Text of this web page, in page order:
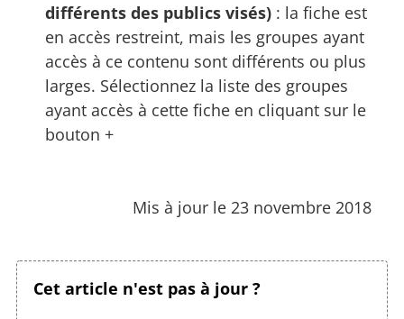
différents des publics visés) : la fiche est
en accès restreint, mais les groupes ayant
accès à ce contenu sont différents ou plus
larges. Sélectionnez la liste des groupes
ayant accès à cette fiche en cliquant sur le
bouton +
Mis à jour le 23 novembre 2018
Cet article n'est pas à jour ?